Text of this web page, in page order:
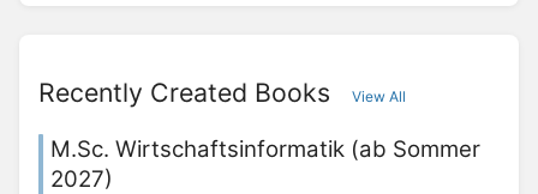
Recently Created Books View All
M.Sc. Wirtschaftsinformatik (ab Sommer
2027)